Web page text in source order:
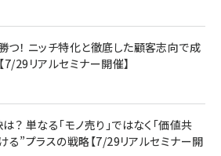
！ ニッチ特化と徹底した顧客志向で成
29リアルセミナー開催】
？ 単なる「モノ売り」ではなく「価値共
る”プラスの戦略【7/29リアルセミナー開